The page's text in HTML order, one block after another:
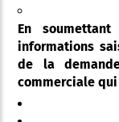
En
informations
de la
commerciale